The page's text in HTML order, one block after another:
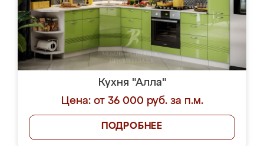
Кухня "Алла"
Цена: от 36 000 руб. за п.м.
ПОДРОБНЕЕ